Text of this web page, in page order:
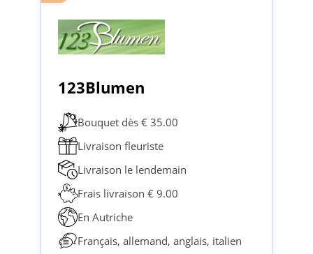
123Blumen
Bouquet dès € 35.00
Livraison fleuriste
Livraison le lendemain
Frais livraison € 9.00
En Autriche
Français, allemand, anglais, italien